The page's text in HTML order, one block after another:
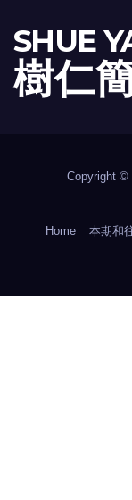
SHUE
樹 仁
Copyright ©
Home 本期和